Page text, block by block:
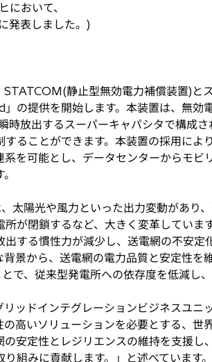
において、
発表しました。)
静止型無効電力補償装置)と
の提供を開始します。本装置は、無
時放出するスーパーキャパシタで構成
ることができます。本装置の採用に
を可能とし、データセンターからモ
太陽光や風力といった出力変動があり
が閉鎖するなど、大きく変革してい
する慣性力が減少し、送電網の不安
景から、送電網の電力品質と安定性
、従来型発電所への依存度を低減し、
ッドインテグレーションビジネスユ
高いソリューションを必要とする、世
安定性とレジリエンスの維持を支援し
組みに貢献します。」と述べています。